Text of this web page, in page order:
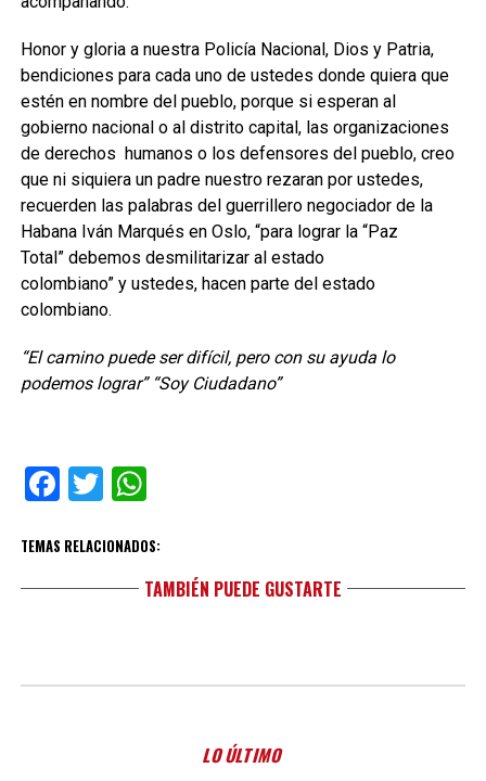
Honor y gloria a nuestra Policía Nacional,Dios y Patria,
bendiciones para cada uno de ustedes dondequiera que
esténen nombre del pueblo, porquesi esperan al
gobierno nacional o al distrito capital, las organizaciones
de derechos humanos o los defensores del pueblo, creo
que ni siquieraun padre nuestro rezaranpor ustedes,
recuerden las palabras del guerrillero negociador de la
HabanaIván Marqués en Oslo,“para lograr la “Paz
Total”debemos desmilitarizar al estado
colombiano” y ustedes, hacen parte del estado
colombiano.
“El camino puede ser difícil, pero con su ayuda lo
podemos lograr” “Soy Ciudadano”
Facebook
TwitterWhatsApp
TEMAS RELACIONADOS:
TAMBIÉN PUEDE GUSTARTE
LO ÚLTIMO